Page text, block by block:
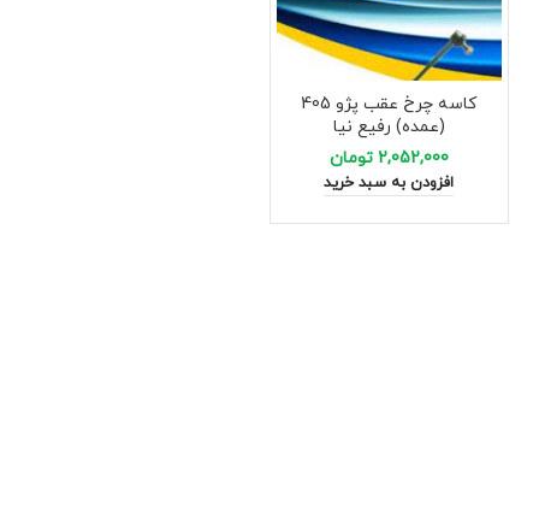
کاسه چرخ عقب پژو 405
(عمده) رفیع نیا
2,052,000 تومان
افزودن به سبد خرید